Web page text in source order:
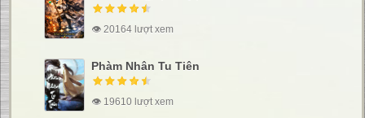
👁 20164 lượt xem
Phàm Nhân Tu Tiên
👁 19610 lượt xem